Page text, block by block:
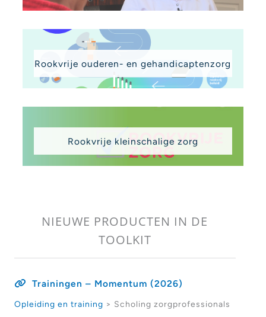
Rookvrije ouderen- en gehandicaptenzorg
Rookvrije kleinschalige zorg
NIEUWE PRODUCTEN IN DE
TOOLKIT
Trainingen – Momentum (2026)
Opleiding en training > Scholing zorgprofessionals